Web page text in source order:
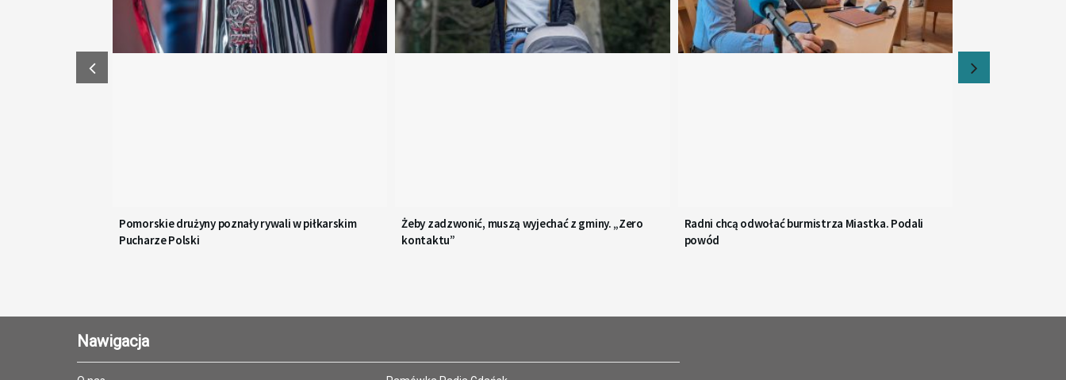
Pomorskie drużyny poznały rywali w piłkarskim
Pucharze Polski
Żeby zadzwonić, muszą wyjechać z gminy. „Zero
kontaktu”
Radni chcą odwołać burmistrza Miastka. Podali
powód
Nawigacja